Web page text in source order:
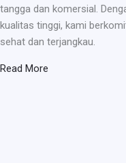
tangga dan komersial.
kualitas tinggi, kami
sehat dan terjangkau.
Read More